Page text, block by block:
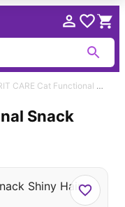
CARE Cat Functional Snack Shiny Hair - Pouch
Snack